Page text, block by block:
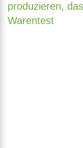
produzieren,
Warentest